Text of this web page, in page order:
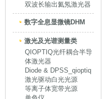
双波长输出氦氖激光器
数字全息显微镜DHM
激光及光谱测量类
QIOPTIQ光纤耦合半导
体激光器
Diode & DPSS_qioptiq
激光驱动白光光源
等离子体宽带光源